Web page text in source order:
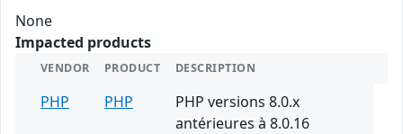
None
Impacted products
VENDOR PRODUCT DESCRIPTION
PHP PHP
PHP versions 8.0.x
antérieures à 8.0.16